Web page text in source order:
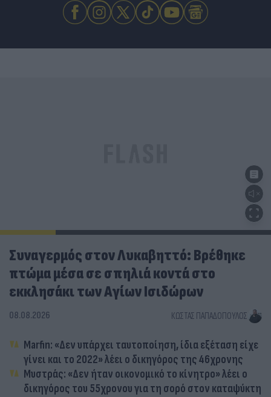
Συναγερμός στον Λυκαβηττό: Βρέθηκε
πτώμα μέσα σε σπηλιά κοντά στο
εκκλησάκι των Αγίων Ισιδώρων
08.08.2026 ΚΏΣΤΑΣ ΠΑΠΑΔΌΠΟΥΛΟΣ
Marfin: «Δεν υπάρχει ταυτοποίηση, ίδια εξέταση είχε
γίνει και το 2022» λέει ο δικηγόρος της 46χρονης
Μυστράς: «Δεν ήταν οικονομικό το κίνητρο» λέει ο
δικηγόρος του 55χρονου για τη σορό στον καταψύκτη